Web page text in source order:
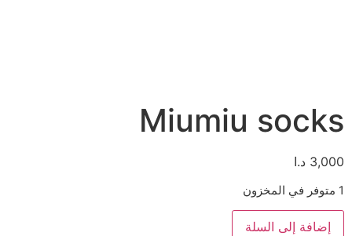
Miumiu socks
3,000 د.ا
1 متوفر في المخزون
إضافة إلى السلة